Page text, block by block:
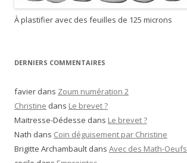
À plastifier avec des feuilles de 125 microns
DERNIERS COMMENTAIRES
favier dans Zoum numération 2
Christine dans Le brevet ?
Maitresse-Dédesse dans Le brevet ?
Nath dans Coin déguisement par Christine
Brigitte Archambault dans Avec des Math-Oeufs